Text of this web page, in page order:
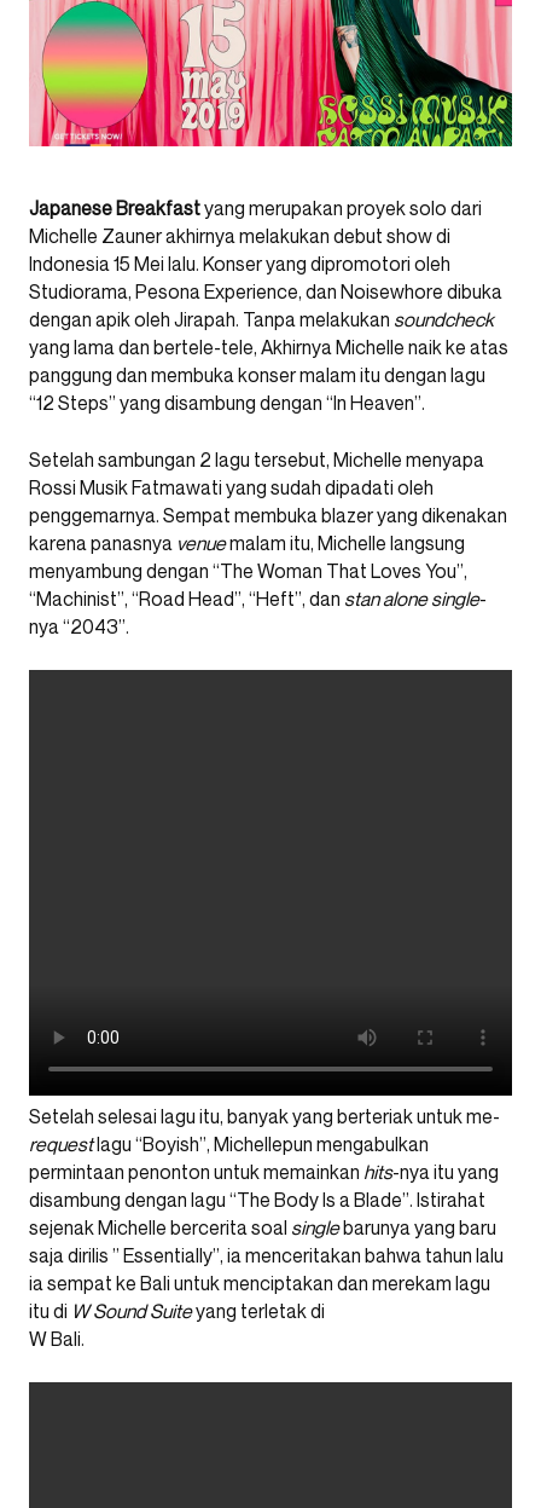
Japanese Breakfastyang merupakan proyek solo dari
Michelle Zauner akhirnya melakukan debut show di
Indonesia 15 Mei lalu. Konser yang dipromotori oleh
Studiorama, Pesona Experience, dan Noisewhore dibuka
dengan apik oleh Jirapah. Tanpa melakukan soundcheck
yang lama dan bertele-tele, Akhirnya Michelle naik ke atas
panggung dan membuka konser malam itu dengan lagu
“12 Steps” yang disambung dengan “In Heaven”.
Setelah sambungan 2 lagu tersebut, Michelle menyapa
Rossi Musik Fatmawati yang sudah dipadati oleh
penggemarnya. Sempat membuka blazer yang dikenakan
karena panasnya venuemalam itu, Michelle langsung
menyambung dengan “The Woman That Loves You”,
“Machinist”, “Road Head”, “Heft”, dan stan alone single-
nya “2043”.
Setelah selesai lagu itu, banyak yang berteriak untuk me-
requestlagu “Boyish”, Michellepun mengabulkan
permintaan penonton untuk memainkan hits-nya itu yang
disambung dengan lagu “The Body Is a Blade”. Istirahat
sejenak Michelle bercerita soal singlebarunya yang baru
saja dirilis ” Essentially”, ia menceritakan bahwa tahun lalu
ia sempat ke Bali untuk menciptakan dan merekam lagu
itu di W Sound Suiteyang terletak di
W Bali.